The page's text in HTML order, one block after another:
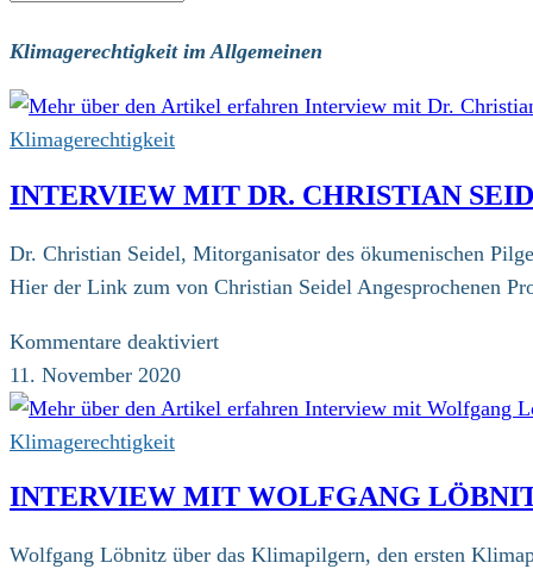
Klimagerechtigkeit im Allgemeinen
Klimagerechtigkeit
INTERVIEW MIT DR. CHRISTIAN
Dr. Christian Seidel, Mitorganisator des ökumenischen
Hier der Link zum von Christian Seidel Angesprochenen
Kommentare deaktiviertfür
mit
Seidel
11. November 2020
Klimagerechtigkeit
INTERVIEW MIT WOLFGANG
Wolfgang Löbnitz über das Klimapilgern, den ersten